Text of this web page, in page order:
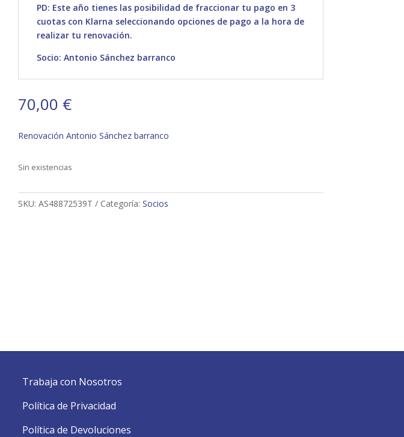
PD: Este año tienes las posibilidad de fraccionar tu pago en 3
cuotas con Klarna seleccionando opciones de pago a la hora de
realizar tu renovación.
Socio: Antonio Sánchez barranco
70,00 €
Renovación Antonio Sánchez barranco
Sin existencias
SKU: AS48872539T Categoría: Socios
Trabaja con Nosotros
Política de Privacidad
Política de Devoluciones